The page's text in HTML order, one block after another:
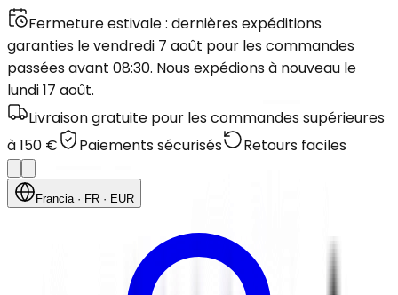
Fermeture estivale : dernières expéditions
garanties le vendredi 7 août pour les commandes
passées avant 08:30. Nous expédions à nouveau le
lundi 17 août.
Livraison gratuite pour les commandes supérieures
à 150 €
Paiements sécurisés Retours faciles
Francia· FR · EUR